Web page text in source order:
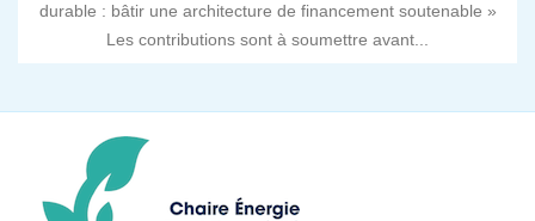
durable : bâtir une architecture de financement soutenable »
Les contributions sont à soumettre avant...